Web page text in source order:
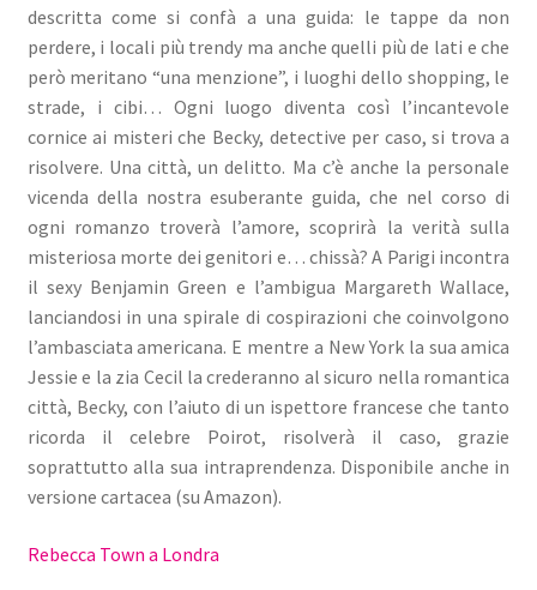
descritta come si confà a una guida: le tappe da non
perdere, i locali più trendy ma anche quelli più de lati e che
però meritano “una menzione”, i luoghi dello shopping, le
strade, i cibi… Ogni luogo diventa così l’incantevole
cornice ai misteri che Becky, detective per caso, si trova a
risolvere. Una città, un delitto. Ma c’è anche la personale
vicenda della nostra esuberante guida, che nel corso di
ogni romanzo troverà l’amore, scoprirà la verità sulla
misteriosa morte dei genitori e… chissà? A Parigi incontra
il sexy Benjamin Green e l’ambigua Margareth Wallace,
lanciandosi in una spirale di cospirazioni che coinvolgono
l’ambasciata americana. E mentre a New York la sua amica
Jessie e la zia Cecil la crederanno al sicuro nella romantica
città, Becky, con l’aiuto di un ispettore francese che tanto
ricorda il celebre Poirot, risolverà il caso, grazie
soprattutto alla sua intraprendenza. Disponibile anche in
versione cartacea (su Amazon).
Rebecca Town a Londra